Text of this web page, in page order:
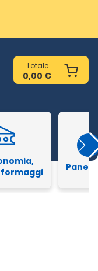
Totale
0,00 €
formaggi
Pane